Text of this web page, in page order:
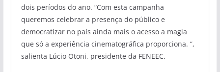
dois períodos do ano. “Com esta campanha
queremos celebrar a presença do público e
democratizar no país ainda mais o acesso a magia
que só a experiência cinematográfica proporciona. ”,
salienta Lúcio Otoni, presidente da FENEEC.